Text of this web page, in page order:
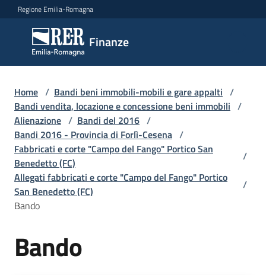
Vai al contenuto
Vai alla navigazione
Vai al footer
Regione Emilia-Romagna
Finanze
Finanze
Argomenti
Novità
Leggi
Atti
Piani
Programmi
Home / Bandi beni immobili-mobili e gare appalti /
Bandi vendita, locazione e concessione beni immobili /
Alienazione / Bandi del 2016 /
Bandi 2016 - Provincia di Forlì-Cesena /
Fabbricati e corte "Campo del Fango" Portico San
Benedetto (FC)
/
Allegati fabbricati e corte "Campo del Fango" Portico
San Benedetto (FC)
/
Bando
Bando